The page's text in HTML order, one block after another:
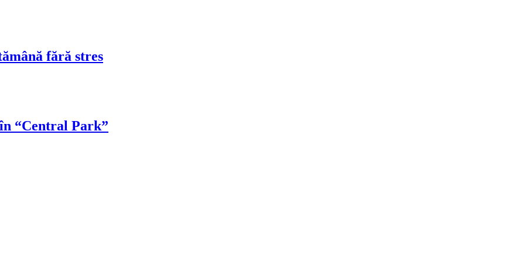
fără stres
“Central Park”